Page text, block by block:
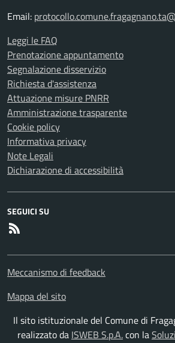
Email:
Leggi le FAQ
Prenotazione appuntamento
Segnalazione disservizio
Richiesta d'assistenza
Attuazione misure PNRR
Amministrazione trasparente
Cookie policy
Informativa privacy
Note Legali
Dichiarazione di accessibilità
SEGUICI SU
Meccanismo di feedback
Mappa del sito
Il sito istituzionale del Comune di
realizzato da ISWEB S.p.A.con la